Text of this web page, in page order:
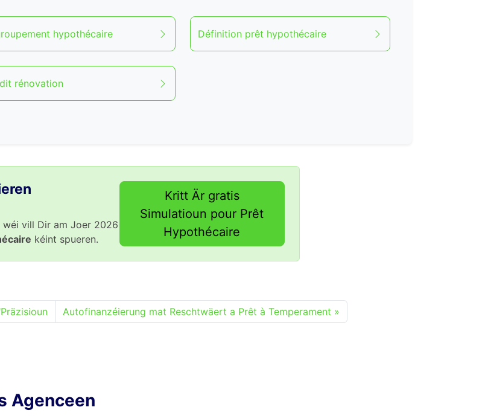
hypothécaire Définition prêt hypothécaire
rénovation
wéi vill Dir am Joer 2026
kéint spueren.
Kritt Är gratis
Simulatioun pour Prêt
Hypothécaire
Autofinanzéierung mat Reschtwäert a Prêt à Temperament
Agenceen